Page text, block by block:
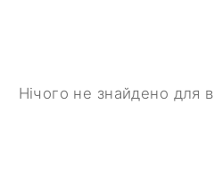
Нічого не знайдено для